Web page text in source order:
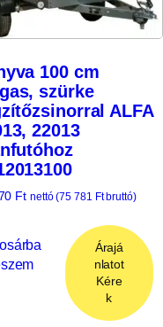
100 cm
szürke
ALFA
22013
Ft nettó (75 781 Ftbruttó)
Árajá
nlatot
Kére
k